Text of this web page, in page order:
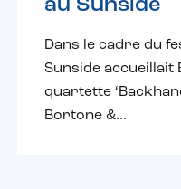
au Sunside
Dans le cadre du
Sunside accueillait
quartette
Bortone &...